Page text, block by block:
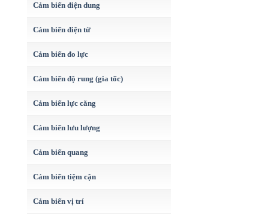
Cảm biến điện dung
Cảm biến điện từ
Cảm biến đo lực
Cảm biến độ rung (gia tốc)
Cảm biến lực căng
Cảm biến lưu lượng
Cảm biến quang
Cảm biến tiệm cận
Cảm biến vị trí